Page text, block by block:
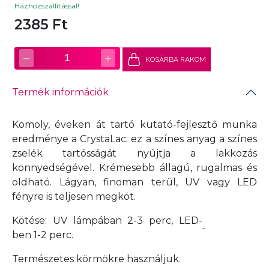
Házhozszállítással!
2385 Ft
− 1 + KOSÁRBA RAKOM
Termék információk
Komoly, éveken át tartó kutató-fejlesztő munka
eredménye a CrystaLac: ez a színes anyag a színes
zselék tartósságát nyújtja a lakkozás
könnyedségével. Krémesebb állagú, rugalmas és
oldható. Lágyan, finoman terül, UV vagy LED
fényre is teljesen megköt.
Kötése: UV lámpában 2-3 perc, LED-
ben 1-2 perc.
Természetes körmökre használjuk.